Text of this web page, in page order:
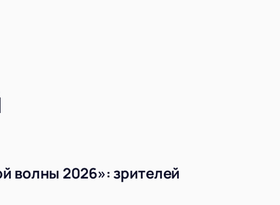
волны 2026»: зрителей